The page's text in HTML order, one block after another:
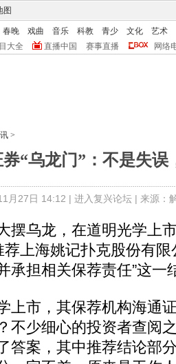
图
春晚 戏曲 音乐 科教 青少 文化
艺术
大全 直播中国 赛事直播 网络
>
“乌龙门”：不是失误
月27日 14:12 | 进入复兴论坛| 来源：
乌龙，在道明光学上
荐上海姚记扑克股份有
承担相关保荐责任”这一
市，其保荐机构海通
不少细心的投资者查阅
答案，其中推荐结论部